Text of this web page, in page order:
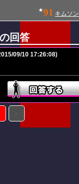
★91 キムソン
回答
09/10 17:26:08)